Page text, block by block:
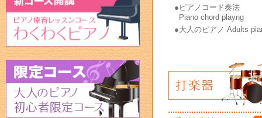
● ピアノコード奏法
Piano chord playng
●大人のピアノ Adults